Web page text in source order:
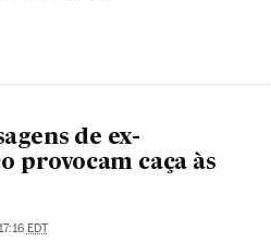
de ex-
provocam caça às
EDT